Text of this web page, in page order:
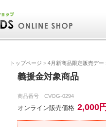
トップページ > 4月新商品限定販売デー
義援金対象商品
商品番号 CVOG-0294
オンライン販売価格 2,000